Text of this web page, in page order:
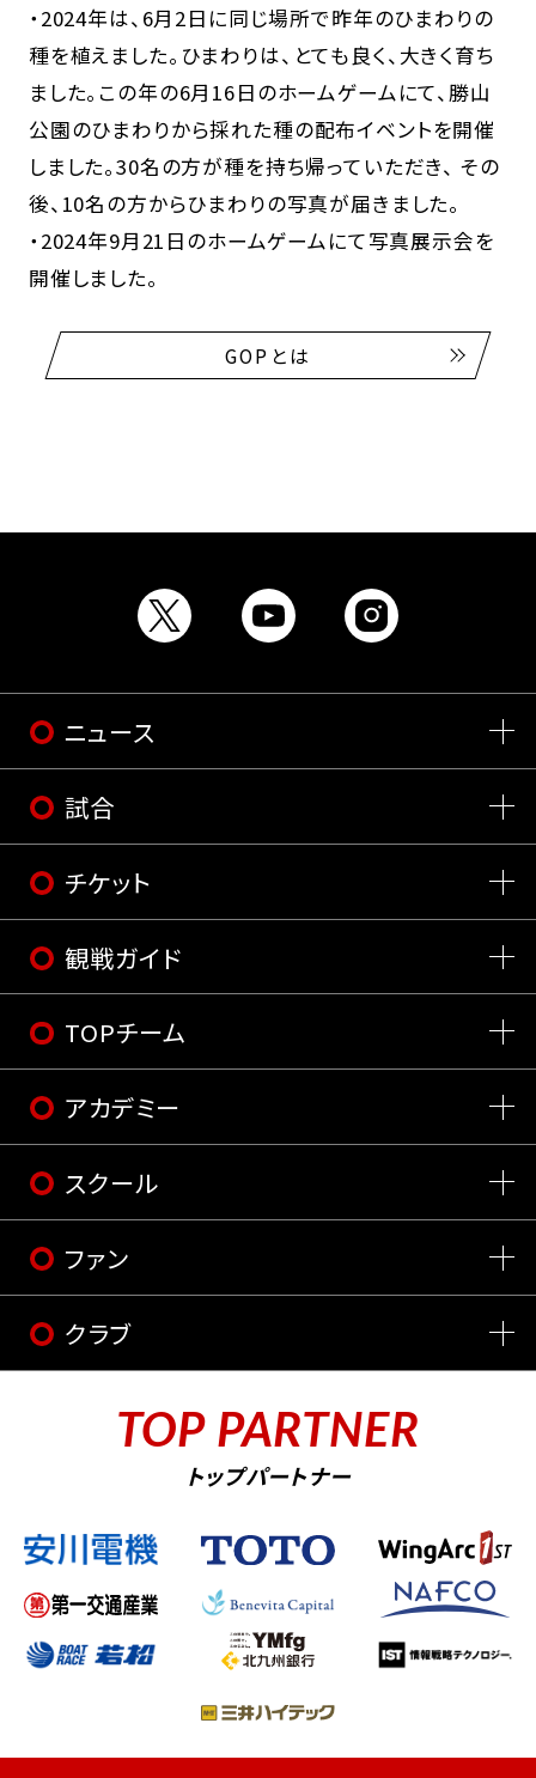
・2024年は、6月2日に同じ場所で昨年のひまわりの
種を植えました。ひまわりは、とても良く、大きく育ち
ました。この年の6月16日のホームゲームにて、勝山
公園のひまわりから採れた種の配布イベントを開催
しました。30名の方が種を持ち帰っていただき、 その
後、10名の方からひまわりの写真が届きました。
・2024年9月21日のホームゲームにて写真展示会を
開催しました。
GOPとは
ニュース
試合
チケット
観戦ガイド
TOPチーム
アカデミー
スクール
ファン
クラブ
TOP PARTNER
トップパートナー